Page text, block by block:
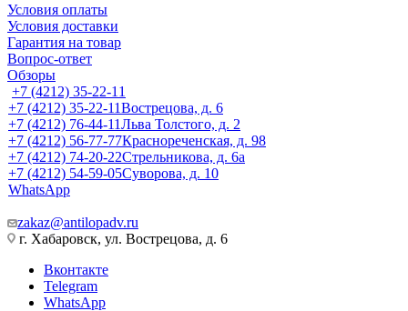
Условия оплаты
Условия доставки
Гарантия на товар
Вопрос-ответ
Обзоры
+7 (4212) 35-22-11
+7 (4212) 35-22-11Вострецова, д. 6
+7 (4212) 76-44-11Льва Толстого, д. 2
+7 (4212) 56-77-77Краснореченская, д. 98
+7 (4212) 74-20-22Стрельникова, д. 6а
+7 (4212) 54-59-05Суворова, д. 10
WhatsApp
zakaz@antilopadv.ru
г. Хабаровск, ул. Вострецова, д. 6
Вконтакте
Telegram
WhatsApp